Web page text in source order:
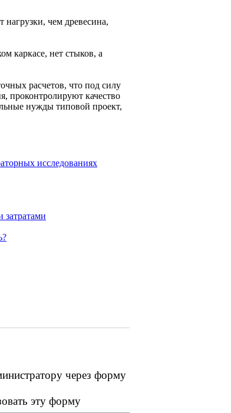
чем древесина,
каркасе, нет стыков, а
расчетов, что под силу
проконтролируют качество
нужды типовой проект,
исследованиях
затратами
через форму
эту форму